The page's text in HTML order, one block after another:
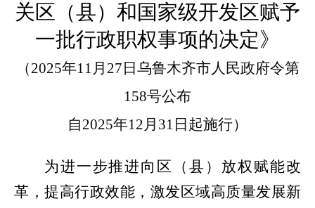
关区（县）和国家级开发区赋予
一批行政职权事项的决定》
（2025年11月 27 日乌鲁木齐市人民政府令第
158号公布
自2025年12月 31 日起施行）
为进一步推进向区（县）放权赋能改
革，提高行政效能，激发区域高质量发展新